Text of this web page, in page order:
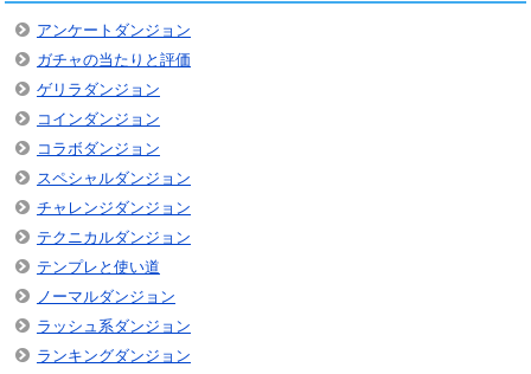
アンケートダンジョン
ガチャの当たりと評価
ゲリラダンジョン
コインダンジョン
コラボダンジョン
スペシャルダンジョン
チャレンジダンジョン
テクニカルダンジョン
テンプレと使い道
ノーマルダンジョン
ラッシュ系ダンジョン
ランキングダンジョン